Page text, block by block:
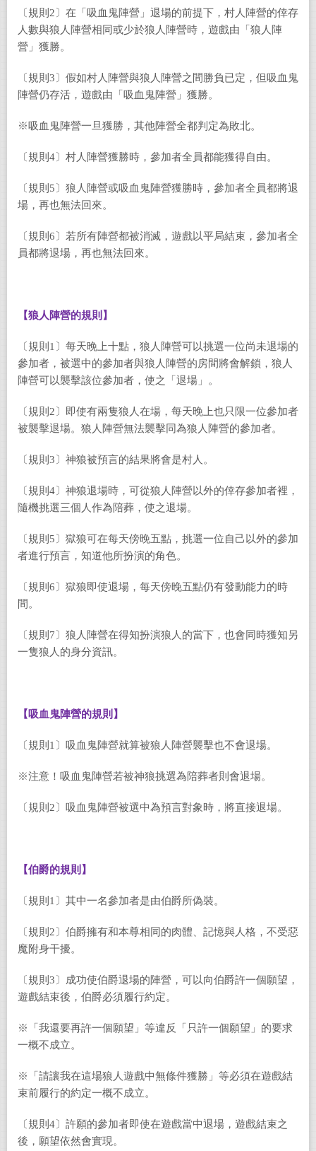
〔規則2〕在「吸血鬼陣營」退場的前提下，村人陣營的倖存
人數與狼人陣營相同或少於狼人陣營時，遊戲由「狼人陣
營」獲勝。
〔規則3〕假如村人陣營與狼人陣營之間勝負已定，但吸血鬼
陣營仍存活，遊戲由「吸血鬼陣營」獲勝。
※吸血鬼陣營一旦獲勝，其他陣營全都判定為敗北。
〔規則4〕村人陣營獲勝時，參加者全員都能獲得自由。
〔規則5〕狼人陣營或吸血鬼陣營獲勝時，參加者全員都將退
場，再也無法回來。
〔規則6〕若所有陣營都被消滅，遊戲以平局結束，參加者全
員都將退場，再也無法回來。
【狼人陣營的規則】
〔規則1〕每天晚上十點，狼人陣營可以挑選一位尚未退場的
參加者，被選中的參加者與狼人陣營的房間將會解鎖，狼人
陣營可以襲擊該位參加者，使之「退場」。
〔規則2〕即使有兩隻狼人在場，每天晚上也只限一位參加者
被襲擊退場。狼人陣營無法襲擊同為狼人陣營的參加者。
〔規則3〕神狼被預言的結果將會是村人。
〔規則4〕神狼退場時，可從狼人陣營以外的倖存參加者裡，
隨機挑選三個人作為陪葬，使之退場。
〔規則5〕獄狼可在每天傍晚五點，挑選一位自己以外的參加
者進行預言，知道他所扮演的角色。
〔規則6〕獄狼即使退場，每天傍晚五點仍有發動能力的時
間。
〔規則7〕狼人陣營在得知扮演狼人的當下，也會同時獲知另
一隻狼人的身分資訊。
【吸血鬼陣營的規則】
〔規則1〕吸血鬼陣營就算被狼人陣營襲擊也不會退場。
※注意！吸血鬼陣營若被神狼挑選為陪葬者則會退場。
〔規則2〕吸血鬼陣營被選中為預言對象時，將直接退場。
【伯爵的規則】
〔規則1〕其中一名參加者是由伯爵所偽裝。
〔規則2〕伯爵擁有和本尊相同的肉體、記憶與人格，不受惡
魔附身干擾。
〔規則3〕成功使伯爵退場的陣營，可以向伯爵許一個願望，
遊戲結束後，伯爵必須履行約定。
※「我還要再許一個願望」等違反「只許一個願望」的要求
一概不成立。
※「請讓我在這場狼人遊戲中無條件獲勝」等必須在遊戲結
束前履行的約定一概不成立。
〔規則4〕許願的參加者即使在遊戲當中退場，遊戲結束之
後，願望依然會實現。